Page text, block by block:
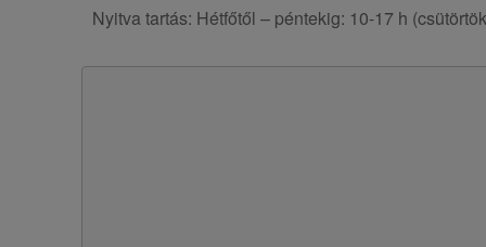
Nyitva tartás: Hétfőtől – péntekig: 10-17 h